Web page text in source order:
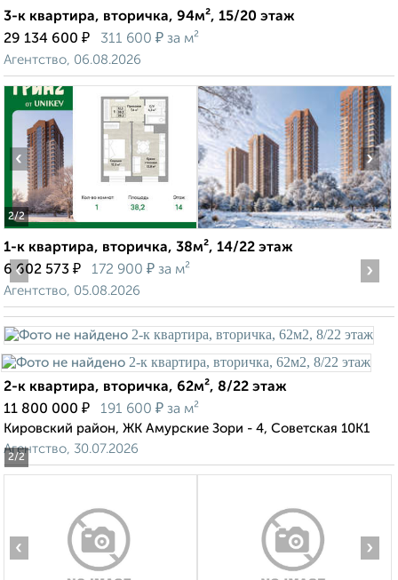
3-к квартира, вторичка, 94м², 15/20 этаж
29 134 600 ₽ 311 600 ₽ за м²
Агентство, 06.08.2026
2/2
‹ ›
1-к квартира, вторичка, 38м², 14/22 этаж
6 602 573 ₽ 172 900 ₽ за м²
Агентство, 05.08.2026
2/2
‹ ›
2-к квартира, вторичка, 62м², 8/22 этаж
11 800 000 ₽ 191 600 ₽ за м²
Кировский район, ЖК Амурские Зори - 4, Советская 10К1
Агентство, 30.07.2026
‹ ›